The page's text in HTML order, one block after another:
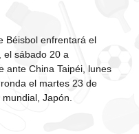
Béisbol enfrentará el
el sábado 20 a
ante China Taipéi, lunes
el martes 23 de
Japón.